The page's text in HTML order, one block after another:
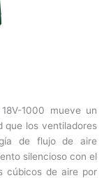
1000 mueve un
que los ventiladores
de flujo de aire
silencioso con el
cúbicos de aire por